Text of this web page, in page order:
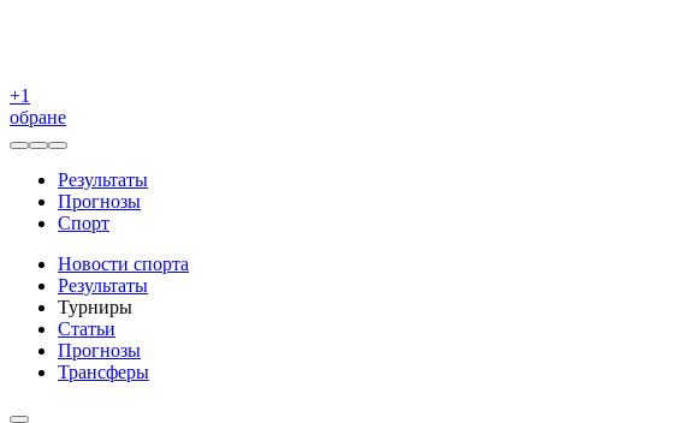
+1
обране
Результаты
Прогнозы
Спорт
Новости спорта
Результаты
Турниры
Статьи
Прогнозы
Трансферы